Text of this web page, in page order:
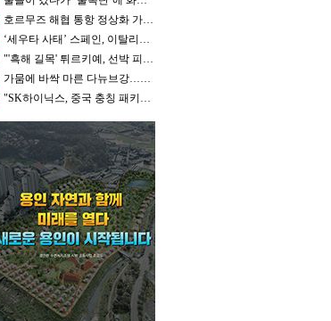
호르무즈 해협 통항 정상화 가시화…이…
‘세우타 사태’ 스페인, 이탈리아 국…
"'흑해 길목' 튀르키예, 선박 피격…
가뭄에 바싹 마른 다뉴브강…나치 군인…
"SK하이닉스, 중국 충칭 패키징 공…